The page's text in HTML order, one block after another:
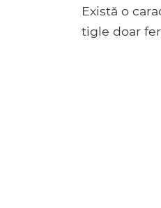
Există o
tigle doar